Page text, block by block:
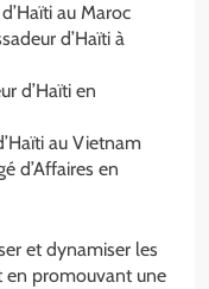
au Maroc
d’Haïti à
d’Haïti en
au Vietnam
d’Affaires en
et dynamiser les
en promouvant une